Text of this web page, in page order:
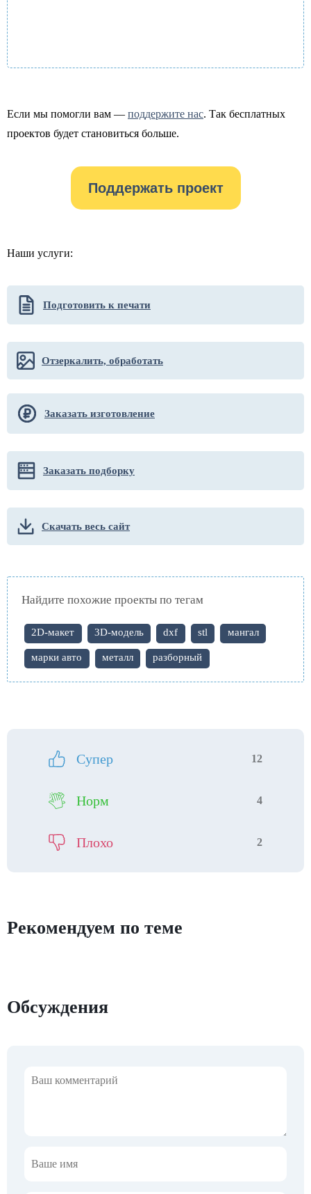
Если мы помогли вам — поддержите нас. Так бесплатных
проектов будет становиться больше.
Поддержать проект
Наши услуги:
Подготовить к печати
Отзеркалить, обработать
Заказать изготовление
Заказать подборку
Скачать весь сайт
Найдите похожие проекты по тегам
2D-макет 3D-модель dxf stl мангал
марки авто металл разборный
Супер 12
Норм 4
Плохо 2
Рекомендуем по теме
Обсуждения